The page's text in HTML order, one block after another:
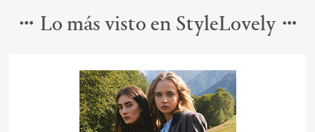
Lo más visto en StyleLovely